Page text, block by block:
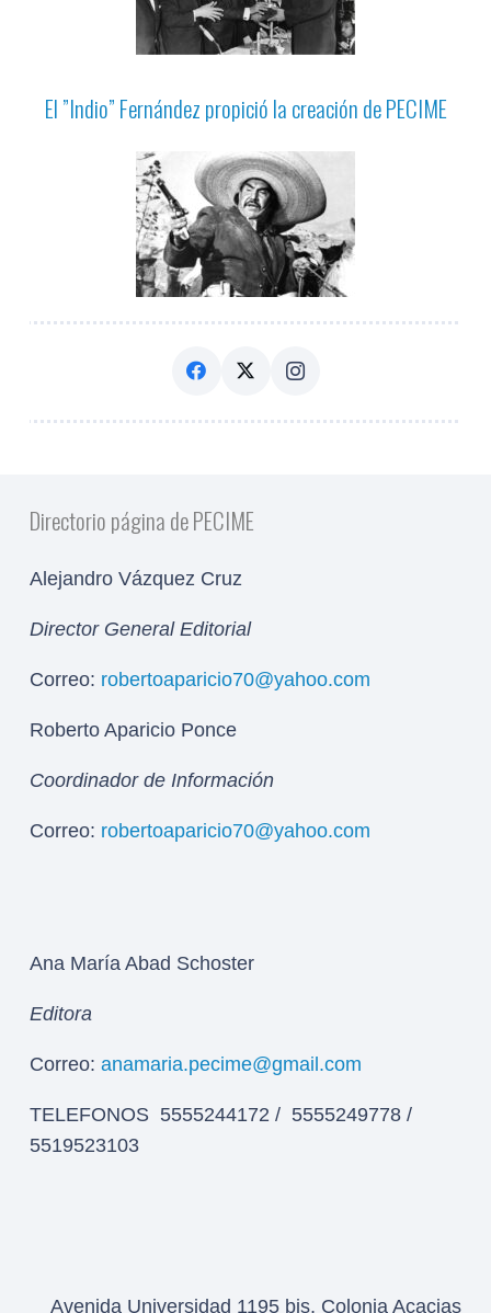
El ”Indio” Fernández propició la creación de PECIME
Directorio página de PECIME
Alejandro Vázquez Cruz
Director General Editorial
Correo: robertoaparicio70@yahoo.com
Roberto Aparicio Ponce
Coordinador de Información
Correo: robertoaparicio70@yahoo.com
Ana María Abad Schoster
Editora
Correo: anamaria.pecime@gmail.com
TELEFONOS 5555244172 / 5555249778 /
5519523103
Avenida Universidad 1195 bis, Colonia Acacias